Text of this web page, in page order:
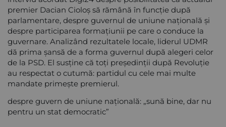
premier Dacian Cioloş să rămână în funcţie după
parlamentare, despre guvernul de uniune naţională şi
despre participarea formaţiunii pe care o conduce la
guvernare. Analizând rezultatele locale, liderul UDMR
dă prima şansă de a forma guvernul după alegeri celor
de la PSD. El susţine că toţi preşedinţii după Revoluţie
au respectat o cutumă: partidul cu cele mai multe
mandate primeşte premierul.
despre guvern de uniune naţională: „sună bine, dar nu
pentru un stat democratic”